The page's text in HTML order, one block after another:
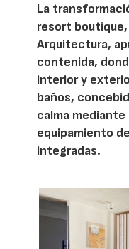
La
resort
Arquitectura,
contenida,
interior y
baños,
calma
equipamiento
integradas.